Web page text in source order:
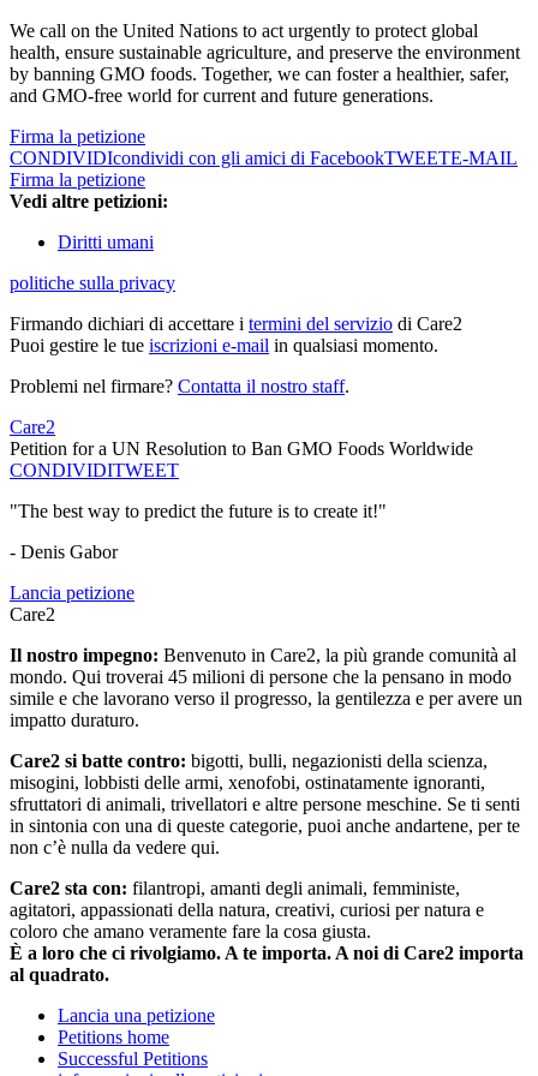
We call on the United Nations to act urgently to protect global
health, ensure sustainable agriculture, and preserve the environment
by banning GMO foods. Together, we can foster a healthier, safer,
and GMO-free world for current and future generations.
Firma la petizione
CONDIVIDIcondividi con gli amici di FacebookTWEETE-MAIL
Firma la petizione
Vedi altre petizioni:
Diritti umani
politiche sulla privacy
Firmando dichiari di accettare i termini del servizio di Care2
Puoi gestire le tue iscrizioni e-mail in qualsiasi momento.
Problemi nel firmare? Contatta il nostro staff.
Care2
Petition for a UN Resolution to Ban GMO Foods Worldwide
CONDIVIDITWEET
"The best way to predict the future is to create it!"
- Denis Gabor
Lancia petizione
Care2
Il nostro impegno: Benvenuto in Care2, la più grande comunità al
mondo. Qui troverai 45 milioni di persone che la pensano in modo
simile e che lavorano verso il progresso, la gentilezza e per avere un
impatto duraturo.
Care2 si batte contro: bigotti, bulli, negazionisti della scienza,
misogini, lobbisti delle armi, xenofobi, ostinatamente ignoranti,
sfruttatori di animali, trivellatori e altre persone meschine. Se ti senti
in sintonia con una di queste categorie, puoi anche andartene, per te
non c’è nulla da vedere qui.
Care2 sta con: filantropi, amanti degli animali, femministe,
agitatori, appassionati della natura, creativi, curiosi per natura e
coloro che amano veramente fare la cosa giusta.
È a loro che ci rivolgiamo. A te importa. A noi di Care2 importa
al quadrato.
Lancia una petizione
Petitions home
Successful Petitions